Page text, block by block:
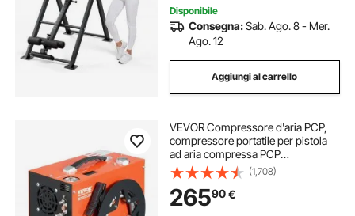
Disponibile
Consegna:Sab. Ago. 8 - Mer.
Ago. 12
Aggiungi al carrello
VEVOR Compressore d'aria PCP,
compressore portatile per pistola
ad aria compressa PCP
4500PSI/30Mpa, Sistema di
raffreddamento ad acqua e ventola
integrato, compressore per pistola
ad aria compressa
(1,708)
26590€